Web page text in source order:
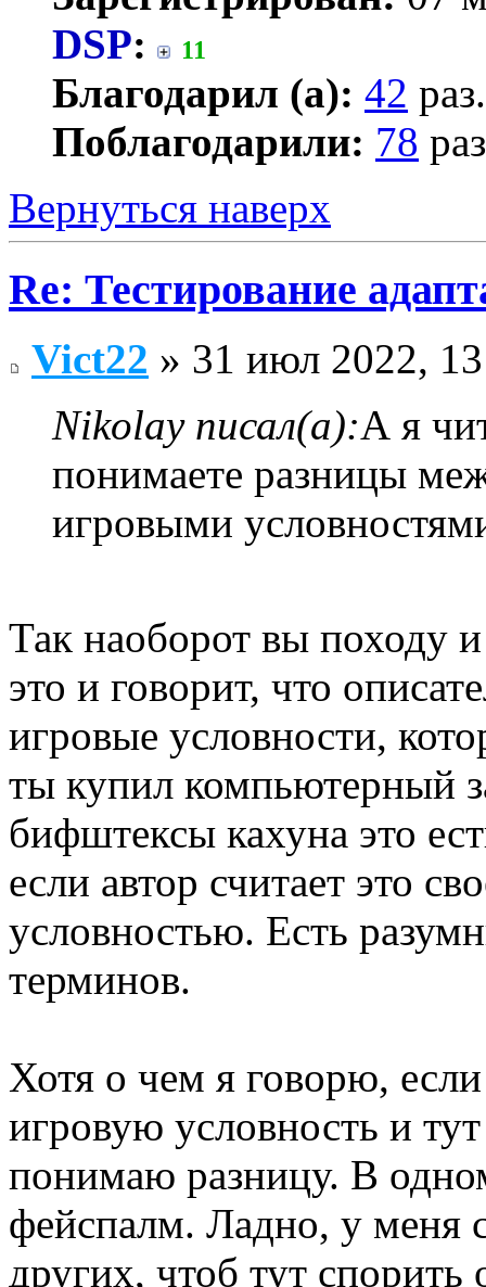
DSP: 11
Благодарил (а): 42 раз.
Поблагодарили: 78
Вернуться наверх
Re: Тестирование
Vict22 » 31 июл 2022,
Nikolay писал(а):А я
понимаете разницы
игровыми
Так наоборот вы походу
это и говорит, что
игровые условности,
ты купил компьютерный
бифштексы кахуна это
если автор считает это
условностью. Есть
терминов.
Хотя о чем я говорю,
игровую условность и
понимаю разницу. В
фейспалм. Ладно, у меня
других, чтоб тут